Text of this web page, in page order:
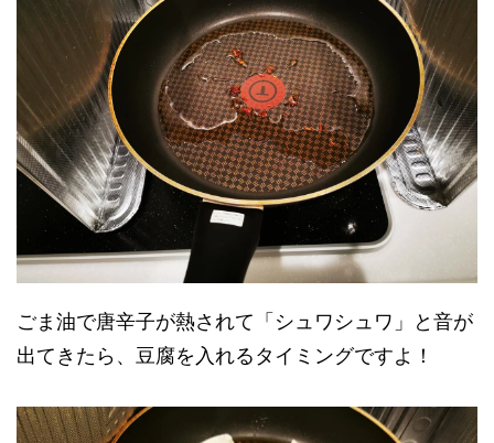
ごま油で唐辛子が熱されて「シュワシュワ」と音が
出てきたら、豆腐を入れるタイミングですよ！